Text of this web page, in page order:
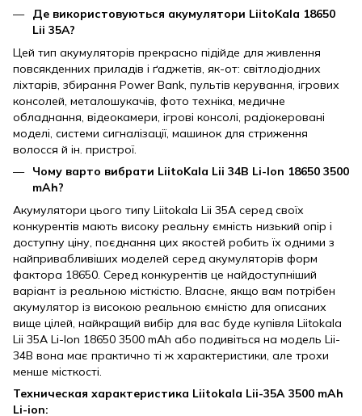
Де використовуються акумулятори LiitoKala 18650
Lii 35A?
Цей тип акумуляторів прекрасно підійде для живлення
повсякденних приладів і ґаджетів, як-от: світлодіодних
ліхтарів, збирання Power Bank, пультів керування, ігрових
консолей, металошукачів, фото техніка, медичне
обладнання, відеокамери, ігрові консолі, радіокеровані
моделі, системи сигналізації, машинок для стриження
волосся й ін. пристрої.
Чому варто вибрати LiitoKala Lii 34B Li-Ion 18650 3500
mAh?
Акумулятори цього типу Liitokala Lii 35A серед своїх
конкурентів мають високу реальну ємність низький опір і
доступну ціну, поєднання цих якостей робить їх одними з
найпривабливіших моделей серед акумуляторів форм
фактора 18650. Серед конкурентів це найдоступніший
варіант із реальною місткістю. Власне, якщо вам потрібен
акумулятор із високою реальною ємністю для описаних
вище цілей, найкращий вибір для вас буде купівля Liitokala
Lii 35A Li-Ion 18650 3500 mAh або подивіться на модель Lii-
34B вона має практично ті ж характеристики, але трохи
менше місткості.
Техническая характеристика Liitokala Lii-35A 3500 mAh
Li-ion: